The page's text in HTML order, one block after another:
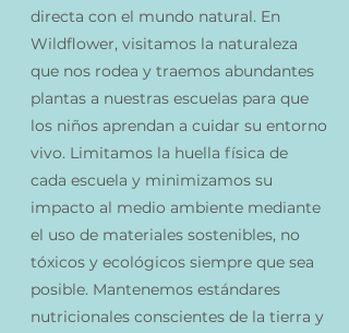
directa con el mundo natural. En
Wildflower, visitamos la naturaleza
que nos rodea y traemos abundantes
plantas a nuestras escuelas para que
los niños aprendan a cuidar su entorno
vivo. Limitamos la huella física de
cada escuela y minimizamos su
impacto al medio ambiente mediante
el uso de materiales sostenibles, no
tóxicos y ecológicos siempre que sea
posible. Mantenemos estándares
nutricionales conscientes de la tierra y